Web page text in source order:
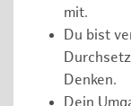
mit.
Du bist
Denken.